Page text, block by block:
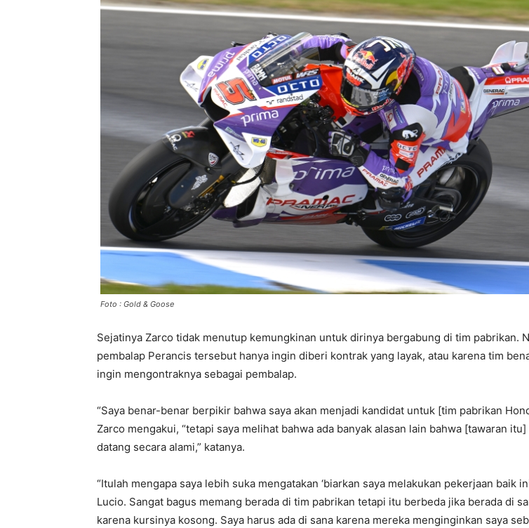
Foto : Gold & Goose
Sejatinya Zarco tidak menutup kemungkinan untuk dirinya bergabung di tim pabrikan.
pembalap Perancis tersebut hanya ingin diberi kontrak yang layak, atau karena tim
ingin mengontraknya sebagai pembalap.
“Saya benar-benar berpikir bahwa saya akan menjadi kandidat untuk [tim pabrikan
Zarco mengakui, “tetapi saya melihat bahwa ada banyak alasan lain bahwa [tawaran
datang secara alami,” katanya.
“Itulah mengapa saya lebih suka mengatakan ‘biarkan saya melakukan pekerjaan baik
Lucio. Sangat bagus memang berada di tim pabrikan tetapi itu berbeda jika berada di
karena kursinya kosong. Saya harus ada di sana karena mereka menginginkan saya